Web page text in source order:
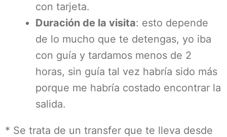
con tarjeta.
Duración de la visita: esto depende
de lo mucho que te detengas, yo iba
con guía y tardamos menos de 2
horas, sin guía tal vez habría sido más
porque me habría costado encontrar la
salida.
* Se trata de un transfer que te lleva desde